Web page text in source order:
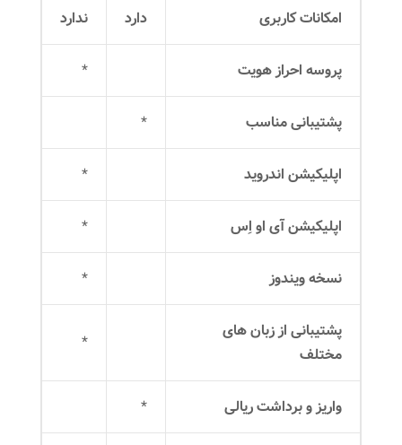
امکانات کاربری دارد ندارد
پروسه احراز هویت *
پشتیبانی مناسب *
اپلیکیشن اندروید *
اپلیکیشن آی او اِس *
نسخه ویندوز *
پشتیبانی از زبان های
مختلف
*
واریز و برداشت ریالی *